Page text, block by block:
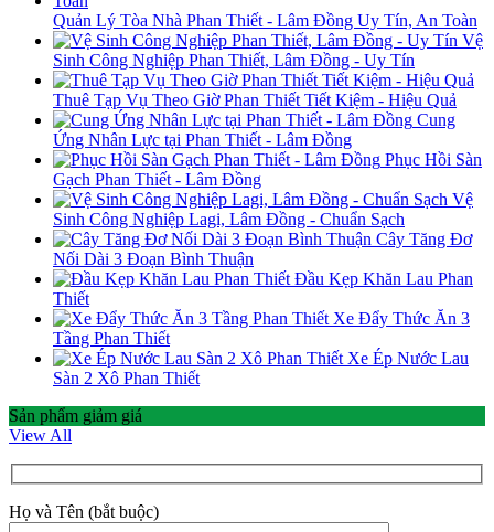
Quản Lý Tòa Nhà Phan Thiết - Lâm Đồng Uy Tín, An Toàn
Vệ
Sinh Công Nghiệp Phan Thiết, Lâm Đồng - Uy Tín
Thuê Tạp Vụ Theo Giờ Phan Thiết Tiết Kiệm - Hiệu Quả
Cung
Ứng Nhân Lực tại Phan Thiết - Lâm Đồng
Phục Hồi Sàn
Gạch Phan Thiết - Lâm Đồng
Vệ
Sinh Công Nghiệp Lagi, Lâm Đồng - Chuẩn Sạch
Cây Tăng Đơ
Nối Dài 3 Đoạn Bình Thuận
Đầu Kẹp Khăn Lau Phan
Thiết
Xe Đẩy Thức Ăn 3
Tầng Phan Thiết
Xe Ép Nước Lau
Sàn 2 Xô Phan Thiết
Sản phẩm giảm giá
View All
Họ và Tên (bắt buộc)